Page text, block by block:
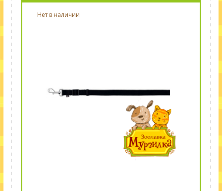
Нет в наличии